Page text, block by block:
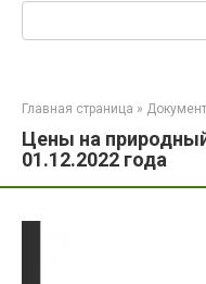
Главная страница »
Цены на
01.12.2022 года